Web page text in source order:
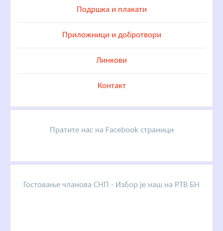
Подршка и плакати
Приложници и добротвори
Линкови
Контакт
Пратите нас на Facebook страници
Гостовање чланова СНП - Избор је наш на РТВ БН